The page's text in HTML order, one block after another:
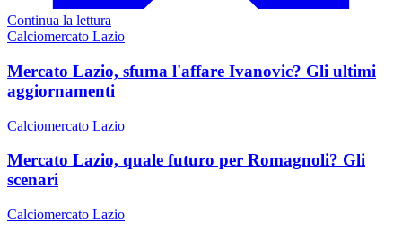
Continua la lettura
Calciomercato Lazio
Mercato Lazio, sfuma l'affare Ivanovic? Gli ultimi
aggiornamenti
Calciomercato Lazio
Mercato Lazio, quale futuro per Romagnoli? Gli
scenari
Calciomercato Lazio